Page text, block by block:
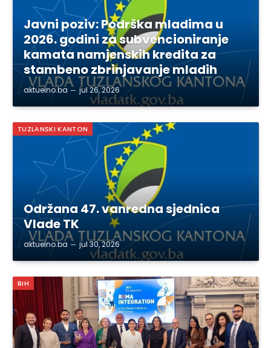
Javni poziv: Podrška mladima u
2026. godini za subvencioniranje
kamata namjenskih kredita za
stambeno zbrinjavanje mladih
aktuelno.ba jul 26, 2026
TUZLANSKI KANTON
Održana 47. vanredna sjednica
Vlade TK
aktuelno.ba jul 30, 2026
BIH